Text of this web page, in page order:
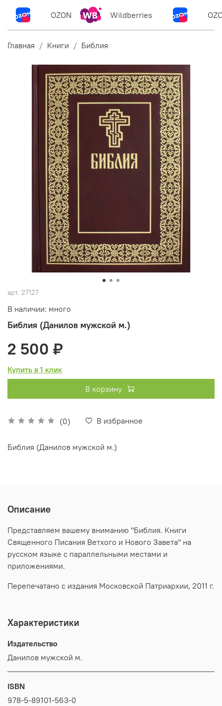
OZON Wildberries
Главная Книги Библия
арт. 27127
В наличии: много
Библия (Данилов мужской м.)
(0) В избранное
2 500 ₽
Купить в 1 клик
В корзину
Библия (Данилов мужской м.)
Описание
Представляем вашему вниманию "Библия. Книги
Священного Писания Ветхого и Нового Завета" на
русском языке с параллельными местами и
приложениями.
Перепечатано с издания Московской Патриархии, 2011 г.
Характеристики
Издательство
Данилов мужской м.
ISBN
978-5-89101-563-0